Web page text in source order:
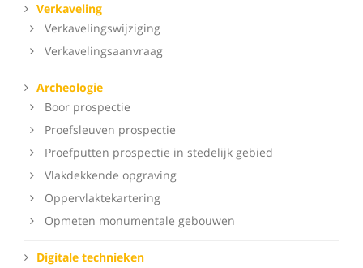
Verkaveling
Verkavelingswijziging
Verkavelingsaanvraag
Archeologie
Boor prospectie
Proefsleuven prospectie
Proefputten prospectie in stedelijk gebied
Vlakdekkende opgraving
Oppervlaktekartering
Opmeten monumentale gebouwen
Digitale technieken